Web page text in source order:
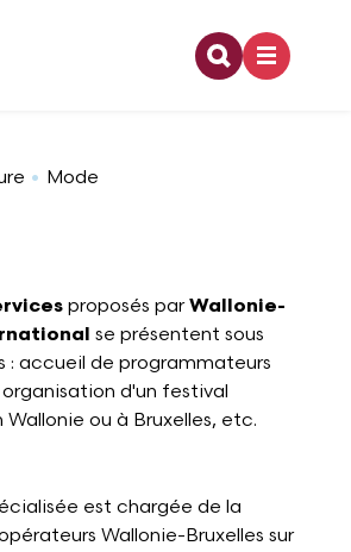
Recherche
Mode
proposés parWallonie-
se présentent sous
: accueil de programmateurs
d'un festival
ou à Bruxelles, etc.
est chargée de la
Wallonie-Bruxelles sur
de la recherche